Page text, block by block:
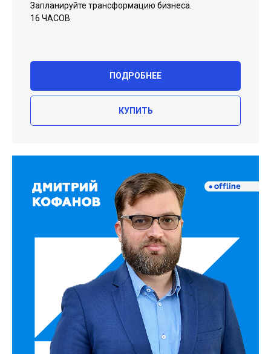
Запланируйте трансформацию бизнеса.
16 ЧАСОВ
ПОДРОБНЕЕ
КУПИТЬ